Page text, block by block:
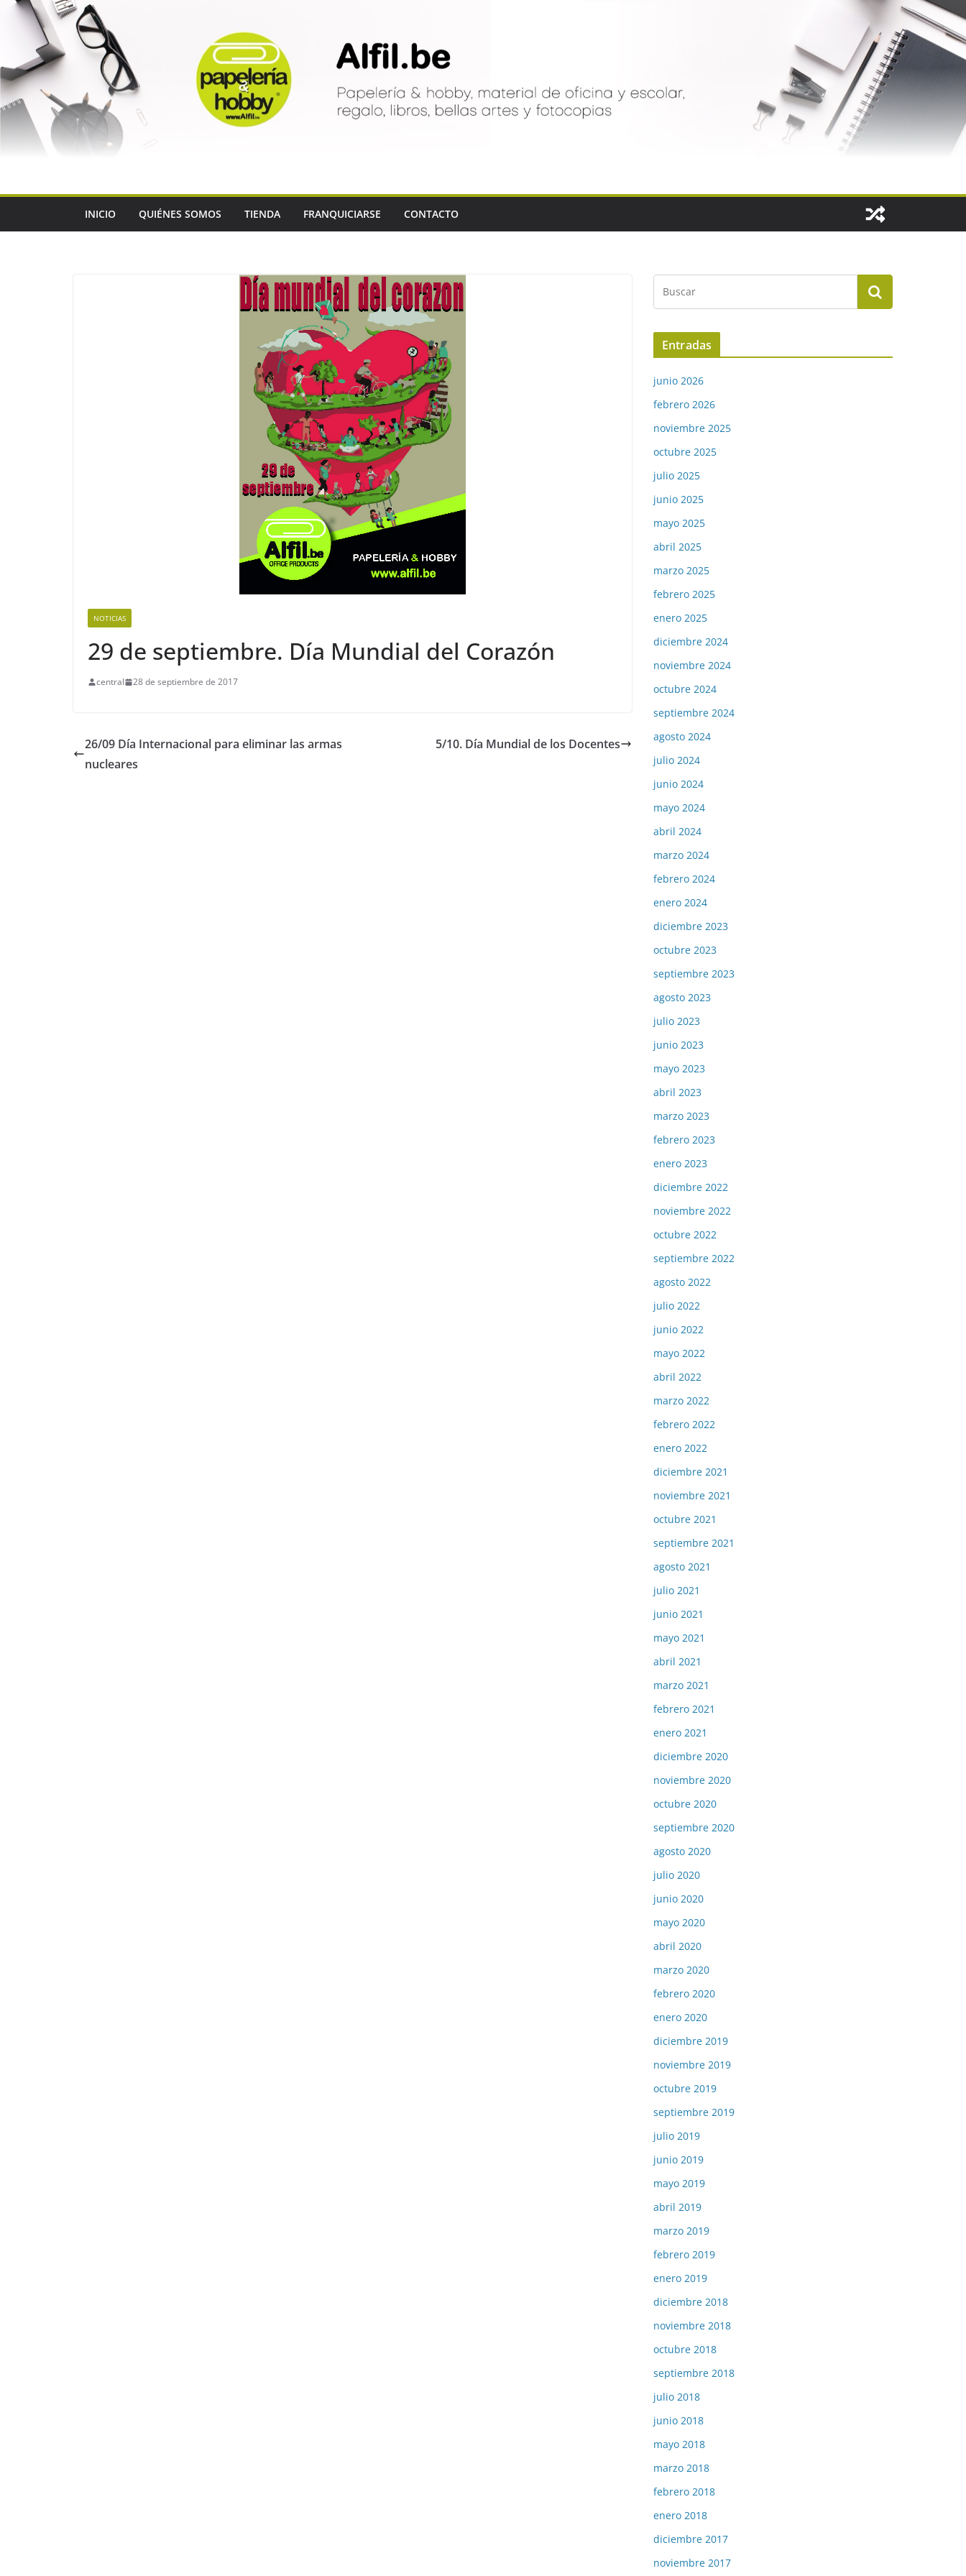
Saltar
contenido
INICIO QUIÉNES SOMOS TIENDA FRANQUICIARSE CONTACTO
NOTICIAS
29 de septiembre. Día Mundial del Corazón
central 28 de septiembre de 2017
26/09 Día Internacional para eliminar las armas
nucleares
5/10. Día Mundial de los Docentes
Entradas
junio 2026
febrero 2026
noviembre 2025
octubre 2025
julio 2025
junio 2025
mayo 2025
abril 2025
marzo 2025
febrero 2025
enero 2025
diciembre 2024
noviembre 2024
octubre 2024
septiembre 2024
agosto 2024
julio 2024
junio 2024
mayo 2024
abril 2024
marzo 2024
febrero 2024
enero 2024
diciembre 2023
octubre 2023
septiembre 2023
agosto 2023
julio 2023
junio 2023
mayo 2023
abril 2023
marzo 2023
febrero 2023
enero 2023
diciembre 2022
noviembre 2022
octubre 2022
septiembre 2022
agosto 2022
julio 2022
junio 2022
mayo 2022
abril 2022
marzo 2022
febrero 2022
enero 2022
diciembre 2021
noviembre 2021
octubre 2021
septiembre 2021
agosto 2021
julio 2021
junio 2021
mayo 2021
abril 2021
marzo 2021
febrero 2021
enero 2021
diciembre 2020
noviembre 2020
octubre 2020
septiembre 2020
agosto 2020
julio 2020
junio 2020
mayo 2020
abril 2020
marzo 2020
febrero 2020
enero 2020
diciembre 2019
noviembre 2019
octubre 2019
septiembre 2019
julio 2019
junio 2019
mayo 2019
abril 2019
marzo 2019
febrero 2019
enero 2019
diciembre 2018
noviembre 2018
octubre 2018
septiembre 2018
julio 2018
junio 2018
mayo 2018
marzo 2018
febrero 2018
enero 2018
diciembre 2017
noviembre 2017